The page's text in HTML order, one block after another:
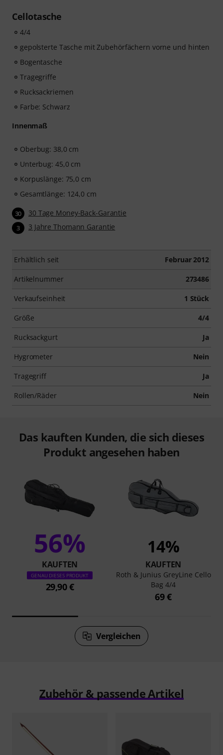
Cellotasche
4/4
gepolsterte Tasche mit Zubehörfächern vorne und hinten
Bogentasche
Tragegriffe
Rucksackriemen
Farbe: Schwarz
Innenmaß
Oberbug: 38,0 cm
Unterbug: 45,0 cm
Korpuslänge: 75,0 cm
Gesamtlänge: 124,0 cm
30 30 Tage Money-Back-Garantie
3 3 Jahre Thomann Garantie
Erhältlich seit Februar 2012
Artikelnummer 273486
Verkaufseinheit 1 Stück
Größe 4/4
Rucksackgurt Ja
Hygrometer Nein
Tragegriff Ja
Rollen/Räder Nein
Das kauften Kunden, die sich dieses
Produkt angesehen haben
56%
KAUFTEN
GENAU DIESES PRODUKT
29,90 €
14%
KAUFTEN
Roth & Junius GreyLine Cello
Bag 4/4
69 €
Vergleichen
Zubehör & passende Artikel